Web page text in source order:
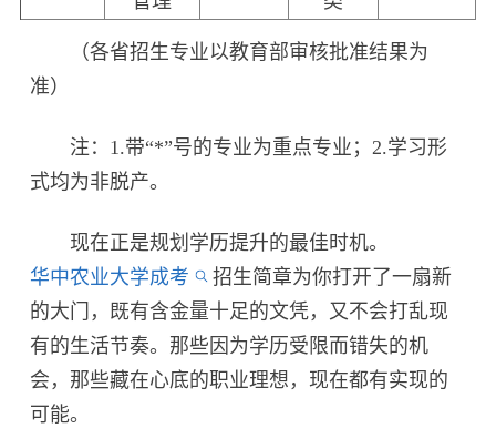
（各省招生专业以教育部审核批准结果为
准）
注：1.带“*”号的专业为重点专业；2.学习形
式均为非脱产。
现在正是规划学历提升的最佳时机。
华中农业大学成考
招生简章为你打开了一扇新
的大门，既有含金量十足的文凭，又不会打乱现
有的生活节奏。那些因为学历受限而错失的机
会，那些藏在心底的职业理想，现在都有实现的
可能。